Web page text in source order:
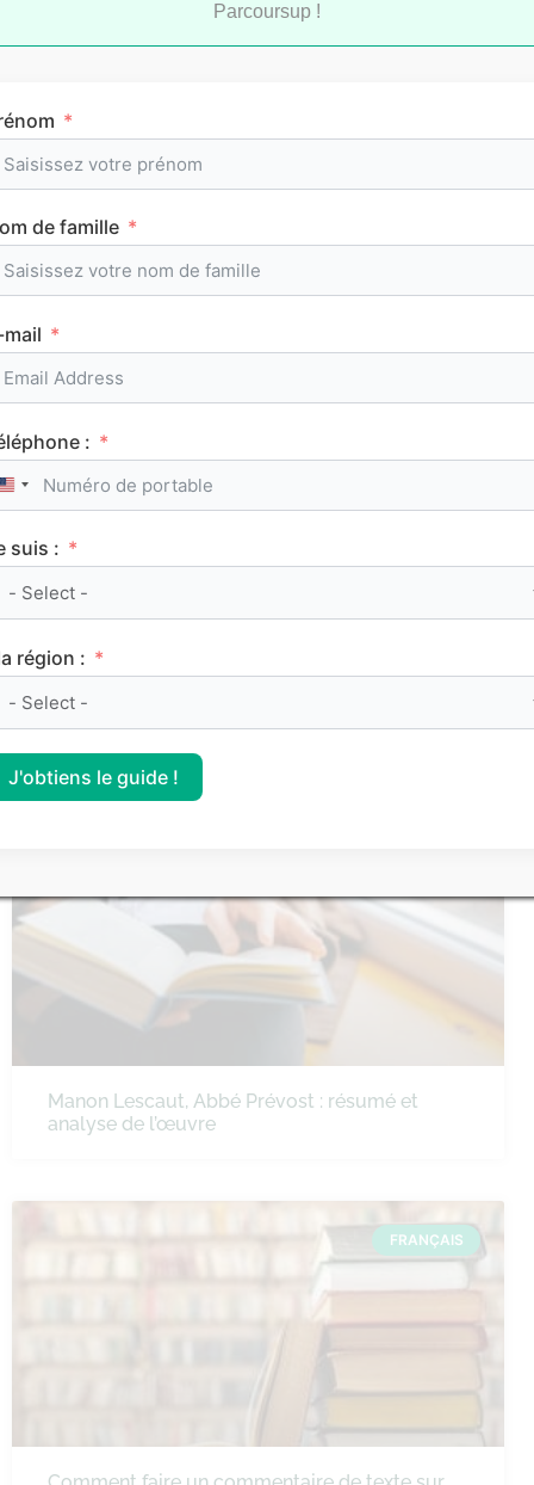
au lycée ?
Service Civique : les secrets d’une bonne lettre
de motivation
Les articles les
plus consultés
Manon Lescaut, Abbé Prévost : résumé et
analyse de l’œuvre
FRANÇAIS
Parcoursup !
de famille
:
United States +1
suis :
région :
J'obtiens le guide !